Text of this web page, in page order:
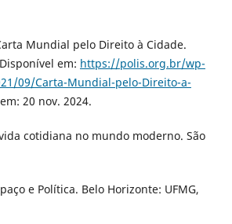
Mundial pelo Direito à Cidade.
em: https://polis.org.br/wp-
09/Carta-Mundial-pelo-Direito-a-
20 nov. 2024.
vida cotidiana no mundo moderno. São
e Política. Belo Horizonte: UFMG,